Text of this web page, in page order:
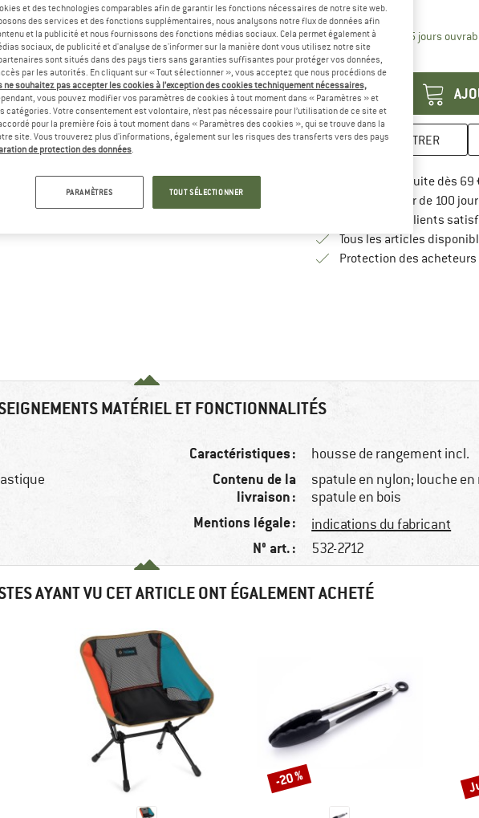
-40 %
Délai de livraison: 3-5 jours
Quantité:
ENREGISTRER
Livraison gratuite dès 69
Droit de retour de 100
> 4 000 000 clients
Tous les articles
Protection des acheteurs
MATÉRIEL ET FONCTIONNALITÉS
Caractéristiques : housse de rangement incl.
Contenu de la
livraison :
spatule en nylon; louche en
spatule en bois
Mentions légale : indications du fabricant
N° art. : 532-2712
AYANT VU CET ARTICLE ONT ÉGALEMENT ACHETÉ
Remise
-20 %
et des technologies comparables afin de garantir les fonctions nécessaires de notre site web.
des services et des fonctions supplémentaires, nous analysons notre flux de données afin
et la publicité et nous fournissons des fonctions médias sociaux. Cela permet également à
sociaux, de publicité et d'analyse de s'informer sur la manière dont vous utilisez notre site
sont situés dans des pays tiers sans garanties suffisantes pour protéger vos données,
par les autorités. En cliquant sur « Tout sélectionner », vous acceptez que nous procédions de
ne souhaitez pas accepter les cookies à l’exception des cookies techniquement nécessaires,
vous pouvez modifier vos paramètres de cookies à tout moment dans « Paramètres » et
catégories. Votre consentement est volontaire, n’est pas nécessaire pour l’utilisation de ce site et
pour la première fois à tout moment dans « Paramètres des cookies », qui se trouve dans la
site. Vous trouverez plus d'informations, également sur les risques des transferts vers des pays
de protection des données
PARAMÈTRES TOUT SÉLECTIONNER